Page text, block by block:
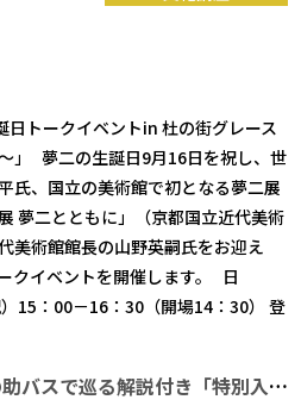
トークイベントin 杜の街グレース
」 夢二の生誕日9月16日を祝し、世
氏、国立の美術館で初となる夢二展
夢二とともに」（京都国立近代美術
美術館館長の山野英嗣氏をお迎え
クイベントを開催します。 日
15：00－16：30（開場14：30） 登
9月-10月限定：夢二黑の助バスで巡る解説付き「特別入館券」